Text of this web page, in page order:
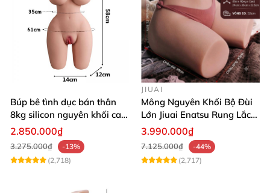
Búp bê tình dục bán thân
8kg silicon nguyên khối cao
cấp
2.850.000₫
3.275.000₫
-13%
(2,718)
JIUAI
Mông Nguyên Khối Bộ Đùi
Lớn Jiuai Enatsu Rung Lắc
Siêu Thật
3.990.000₫
7.125.000₫
-44%
(2,717)